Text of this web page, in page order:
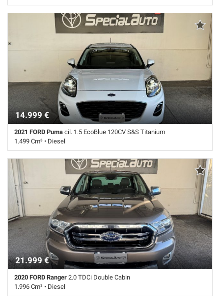
119.100 Km • Cambio Manuale (6) • Nero metallizzato • 5 Porte • ABS •
Airbag • Airbag laterali • Airbag Passeggero • Airbag testa • Autoradio
digitale • Bracciolo • Bracciolo • Cerchi in lega • Chiusura centralizzata
• Climatizzatore • Controllo elettronico della corsia • Controllo trazione
• Cruise Control • ESP • Fendinebbia • Frenata d'emergenza assistita •
Immobilizzatore elettronico • Interni in pelle • Riconoscimento dei
segnali stradali • Sensore di pioggia • Sensori di parcheggio posteriori
• Servosterzo • Navigatore satellitare • Specchietti laterali elettrici
14.999 €
2021 FORD Puma cil. 1.5 EcoBlue 120CV S&S Titanium
1.499 Cm³ • Diesel
98.000 Km • Cambio Manuale (6) • Bianco pastello • 5 Porte • ABS •
Airbag laterali • Airbag testa • Autoradio digitale • Bracciolo • Bracciolo
• Cerchi in lega • Chiusura centralizzata • Climatizzatore • Controllo
elettronico della corsia • Controllo trazione • Cruise Control • ESP • Fari
LED • Fendinebbia • Frenata d'emergenza assistita • Immobilizzatore
elettronico • Riconoscimento dei segnali stradali • Sensore di luce •
Sensori di parcheggio posteriori • Servosterzo • Navigatore satellitare
• Specchietti laterali elettrici
21.999 €
2020 FORD Ranger 2.0 TDCi Double Cabin
1.996 Cm³ • Diesel